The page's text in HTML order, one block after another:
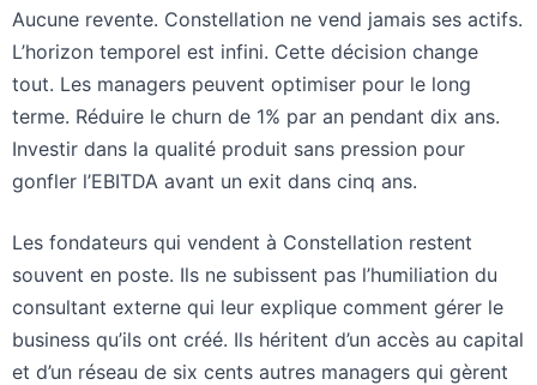
Aucune revente. Constellation ne vend jamais ses actifs.
L’horizon temporel est infini. Cette décision change
tout. Les managers peuvent optimiser pour le long
terme. Réduire le churn de 1% par an pendant dix ans.
Investir dans la qualité produit sans pression pour
gonfler l’EBITDA avant un exit dans cinq ans.
Les fondateurs qui vendent à Constellation restent
souvent en poste. Ils ne subissent pas l’humiliation du
consultant externe qui leur explique comment gérer le
business qu’ils ont créé. Ils héritent d’un accès au capital
et d’un réseau de six cents autres managers qui gèrent